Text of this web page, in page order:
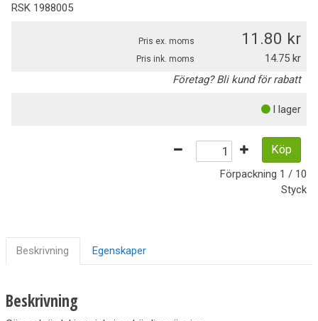
RSK 1988005
Pris ex. moms 11.80
Pris ink. moms
14.75
Företag? Bli kund för rabatt
I lager
Köp
Förpackning 1 / 10
Styck
Beskrivning Egenskaper
Beskrivning